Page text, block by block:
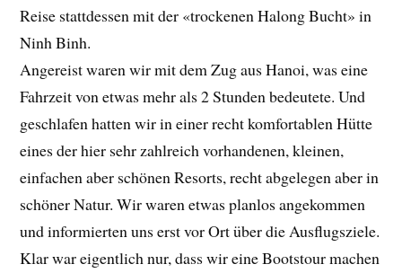
Reise stattdessen mit der «trockenen Halong Bucht» in
Ninh Binh.
Angereist waren wir mit dem Zug aus Hanoi, was eine
Fahrzeit von etwas mehr als 2 Stunden bedeutete. Und
geschlafen hatten wir in einer recht komfortablen Hütte
eines der hier sehr zahlreich vorhandenen, kleinen,
einfachen aber schönen Resorts, recht abgelegen aber in
schöner Natur. Wir waren etwas planlos angekommen
und informierten uns erst vor Ort über die Ausflugsziele.
Klar war eigentlich nur, dass wir eine Bootstour machen